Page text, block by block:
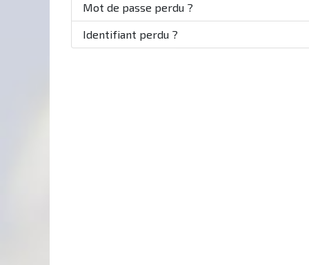
Mot de passe perdu ?
Identifiant perdu ?